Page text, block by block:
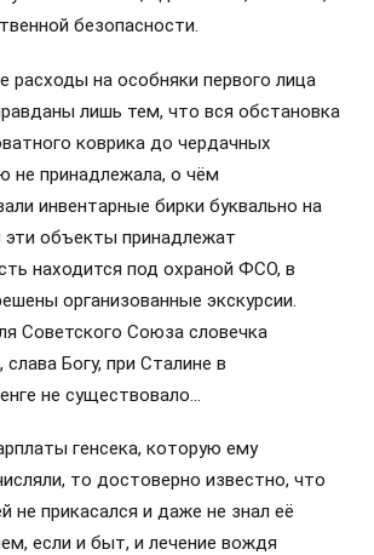
безопасности.
расходы на особняки первого лица
лишь тем, что вся обстановка
коврика до чердачных
не принадлежала, о чём
инвентарные бирки буквально на
эти объекты принадлежат
находится под охраной ФСО, в
организованные экскурсии.
Советского Союза словечка
слава Богу, при Сталине в
не существовало…
генсека, которую ему
то достоверно известно, что
не прикасался и даже не знал её
если и быт, и лечение вождя